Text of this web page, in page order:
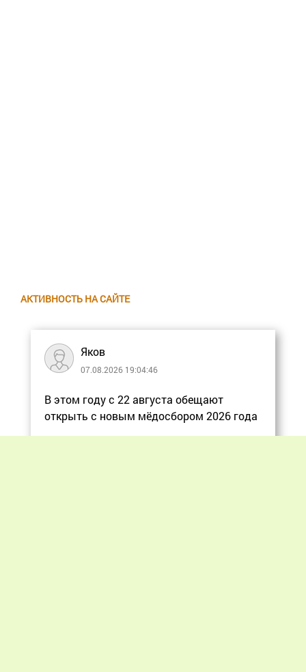
АКТИВНОСТЬ НА САЙТЕ
Яков
07.08.2026 19:04:46
В этом году с 22 августа обещают
открыть с новым мёдосбором 2026 года